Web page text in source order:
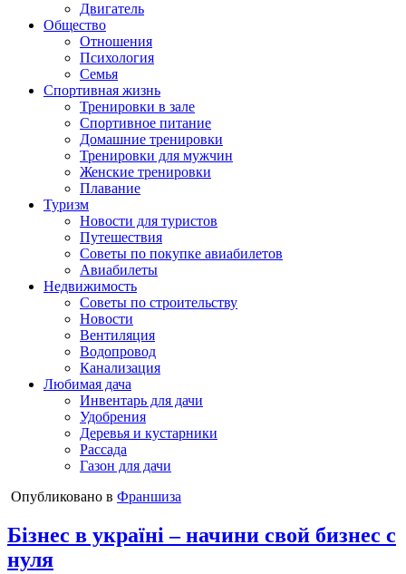
Двигатель
Общество
Отношения
Психология
Семья
Спортивная жизнь
Тренировки в зале
Спортивное питание
Домашние тренировки
Тренировки для мужчин
Женские тренировки
Плавание
Туризм
Новости для туристов
Путешествия
Советы по покупке авиабилетов
Авиабилеты
Недвижимость
Советы по строительству
Новости
Вентиляция
Водопровод
Канализация
Любимая дача
Инвентарь для дачи
Удобрения
Деревья и кустарники
Рассада
Газон для дачи
Опубликовано в Франшиза
Бізнес в україні – начини свой бизнес с
нуля